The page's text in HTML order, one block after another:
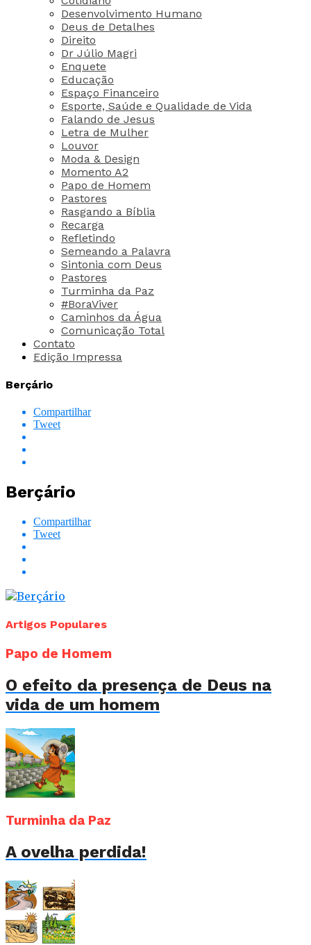
Desenvolvimento Humano
Deus de Detalhes
Direito
Dr Júlio Magri
Enquete
Educação
Espaço Financeiro
Esporte, Saúde e Qualidade de Vida
Falando de Jesus
Letra de Mulher
Louvor
Moda & Design
Momento A2
Papo de Homem
Pastores
Rasgando a Bíblia
Recarga
Refletindo
Semeando a Palavra
Sintonia com Deus
Pastores
Turminha da Paz
#BoraViver
Caminhos da Água
Comunicação Total
Contato
Edição Impressa
Berçário
Compartilhar
Tweet
Berçário
Compartilhar
Tweet
Artigos Populares
Papo de Homem
O efeito da presença de Deus na
vida de um homem
Turminha da Paz
A ovelha perdida!